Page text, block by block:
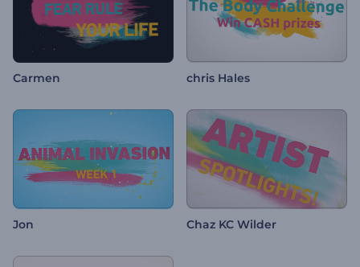
Carmen chris Hales
Jon Chaz KC Wilder